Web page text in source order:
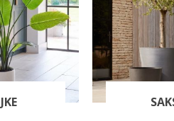
Stolnjaci
Podmetači
Ostalo
POSUDJE I
PANELI